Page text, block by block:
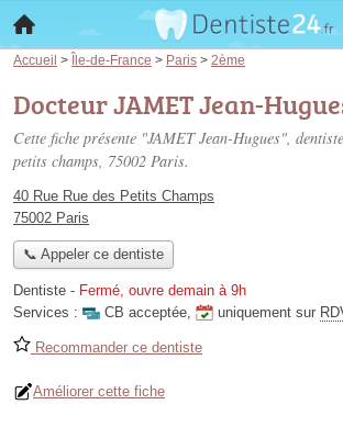
Accueil > Île-de-France > Paris > 2ème
Docteur JAMET Jean-
Cette fiche présente "JAMET Jean-Hugues",
petits champs, 75002 Paris.
40 Rue Rue des Petits Champs
75002 Paris
📞 Appeler ce dentiste
Dentiste - Fermé, ouvre demain à 9h
Services :
CB acceptée, uniquement sur
Recommander ce dentiste
Améliorer cette fiche